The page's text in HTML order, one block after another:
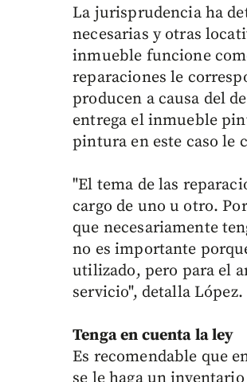
La jurisprudencia ha
necesarias y otras
inmueble funcione
reparaciones le
producen a causa del
entrega el inmueble
pintura en este caso le
"El tema de las
cargo de uno u otro.
que necesariamente
no es importante
utilizado, pero para el
servicio", detalla López.
Tenga en cuenta la ley
Es recomendable que